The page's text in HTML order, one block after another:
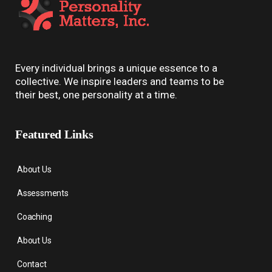
Every individual brings a unique essence to a
collective. We inspire leaders and teams to be
their best, one personality at a time.
Featured Links
About Us
Assessments
Coaching
About Us
Contact